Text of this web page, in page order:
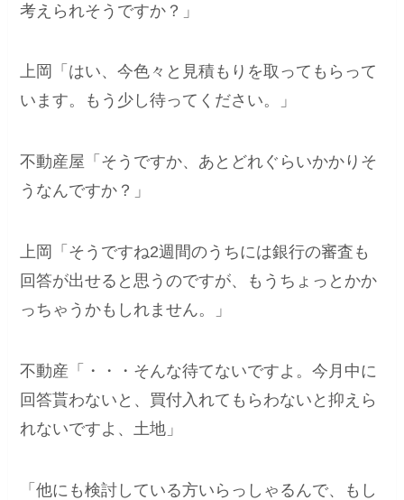
考えられそうですか？」
上岡「はい、今色々と見積もりを取ってもらって
います。もう少し待ってください。」
不動産屋「そうですか、あとどれぐらいかかりそ
うなんですか？」
上岡「そうですね2週間のうちには銀行の審査も
回答が出せると思うのですが、もうちょっとかか
っちゃうかもしれません。」
不動産「・・・そんな待てないですよ。今月中に
回答貰わないと、買付入れてもらわないと抑えら
れないですよ、土地」
「他にも検討している方いらっしゃるんで、もし